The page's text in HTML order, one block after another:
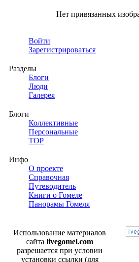
Нет привязанных
Войти
Зарегистрироваться
Разделы
Блоги
Люди
Галерея
Блоги
Коллективные
Персональные
TOP
Инфо
О проекте
Справочная
Путеводитель
Книги о Гомеле
Панорамы Гомеля
Использование материалов
сайта livegomel.com
разрешается при условии
установки ссылки (для